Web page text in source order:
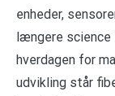
enheder,
længere science
hverdagen for
udvikling står